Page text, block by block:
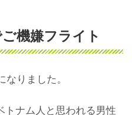
機嫌フライト
りました。
トナム人と思われる男性